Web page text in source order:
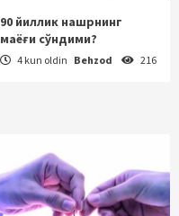
90 йиллик нашрнинг
маёғи сўндими?
4 kun oldin Behzod 216